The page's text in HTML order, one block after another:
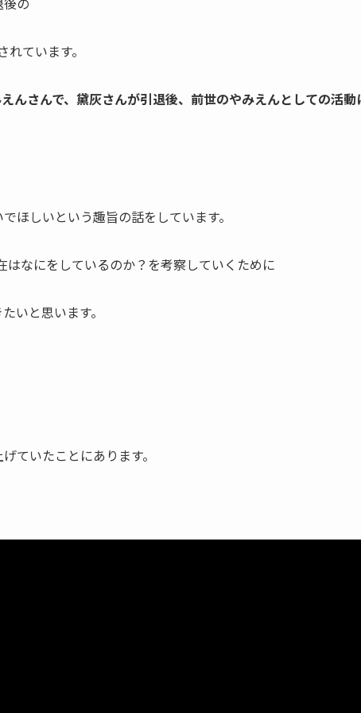
ています。
んさんで、黛灰さんが引退後、前世のやみえんとしての活動
ほしいという趣旨の話をしています。
はなにをしているのか？ を考察していくために
いと思います。
ていたことにあります。